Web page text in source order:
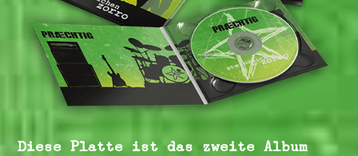
Diese Platte ist das zweite Album